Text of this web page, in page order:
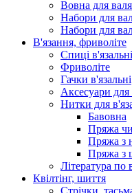
Вовна для
Набори для
Набори для
В'язання, фриволіте
Спиці в'язальні
Фриволіте
Гачки в'язальні
Аксесуари для
Нитки для
Бавовна
Пряжа
Пряжа з
Пряжа з
Література по
Квілтінг, шиття
Стрічки,